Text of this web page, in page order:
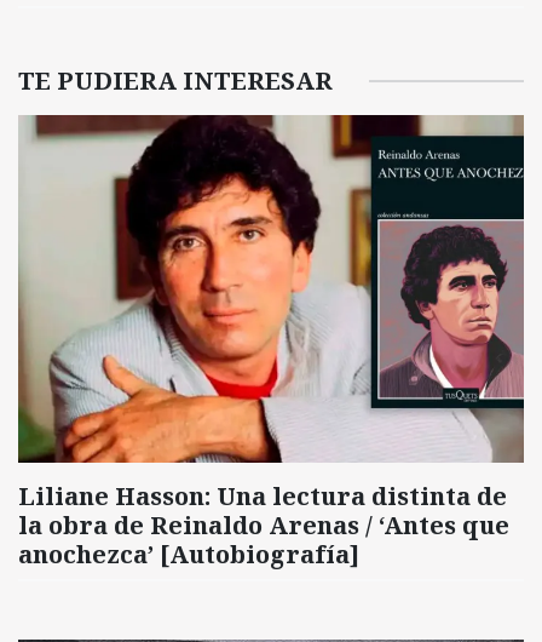
TE PUDIERA INTERESAR
Liliane Hasson: Una lectura distinta de
la obra de Reinaldo Arenas / ‘Antes que
anochezca’ [Autobiografía]